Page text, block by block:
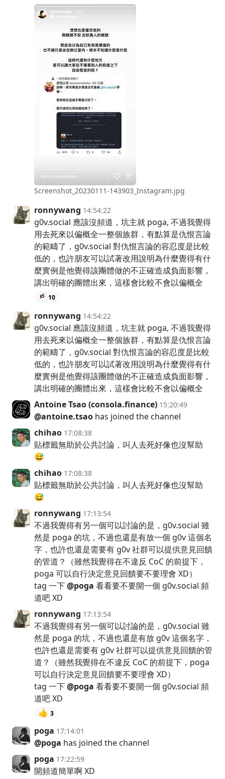
Screenshot_20230111-143903_Instagram.jpg
ronnywang 14:54:22
g0v.social 應該沒頻道，坑主就 poga, 不過我覺得
用去死來以偏概全一整個族群，有點算是仇恨言論
的範疇了，g0v.social 對仇恨言論的容忍度是比較
低的，也許朋友可以試著改用說明為什麼覺得有什
麼實例是他覺得該團體做的不正確造成負面影響，
講出明確的團體出來，這樣會比較不會以偏概全
10
ronnywang 14:54:22
g0v.social 應該沒頻道，坑主就 poga, 不過我覺得
用去死來以偏概全一整個族群，有點算是仇恨言論
的範疇了，g0v.social 對仇恨言論的容忍度是比較
低的，也許朋友可以試著改用說明為什麼覺得有什
麼實例是他覺得該團體做的不正確造成負面影響，
講出明確的團體出來，這樣會比較不會以偏概全
Antoine Tsao (consola.finance) 15:20:49
@antoine.tsao has joined the channel
chihao 17:08:38
貼標籤無助於公共討論，叫人去死好像也沒幫助
😅
chihao 17:08:38
貼標籤無助於公共討論，叫人去死好像也沒幫助
😅
ronnywang 17:13:54
不過我覺得有另一個可以討論的是，g0v.social 雖
然是 poga 的坑，不過也還是有放一個 g0v 這個名
字，也許也還是需要有 g0v 社群可以提供意見回饋
的管道？（雖然我覺得在不違反 CoC 的前提下，
poga 可以自行決定意見回饋要不要理會 XD）
tag 一下@poga 看看要不要開一個 g0v.social 頻
道吧 XD
ronnywang 17:13:54
不過我覺得有另一個可以討論的是，g0v.social 雖
然是 poga 的坑，不過也還是有放 g0v 這個名字，
也許也還是需要有 g0v 社群可以提供意見回饋的管
道？（雖然我覺得在不違反 CoC 的前提下，poga
可以自行決定意見回饋要不要理會 XD）
tag 一下@poga 看看要不要開一個 g0v.social 頻
道吧 XD
👍 3
poga 17:14:01
@poga has joined the channel
poga 17:22:59
開頻道簡單啊 XD